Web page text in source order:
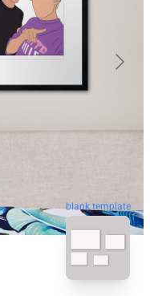
blank template